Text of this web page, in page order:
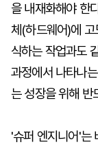
을 내재화해야 한
체(하드웨어)에 고
식하는 작업과도
과정에서 나타나
는 성장을 위해 반
'슈퍼 엔지니어'는